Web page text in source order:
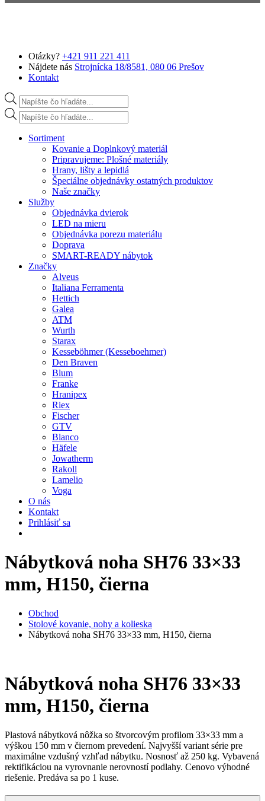
Otázky? +421 911 221 411
Nájdete nás Strojnícka 18/8581, 080 06 Prešov
Kontakt
Products search
Products search
Sortiment
Kovanie a Doplnkový materiál
Pripravujeme: Plošné materiály
Hrany, lišty a lepidlá
Špeciálne objednávky ostatných produktov
Naše značky
Služby
Objednávka dvierok
LED na mieru
Objednávka porezu materiálu
Doprava
SMART-READY nábytok
Značky
Alveus
Italiana Ferramenta
Hettich
Galea
ATM
Wurth
Starax
Kesseböhmer (Kesseboehmer)
Den Braven
Blum
Franke
Hranipex
Riex
Fischer
GTV
Blanco
Häfele
Jowatherm
Rakoll
Lamelio
Voga
O nás
Kontakt
Prihlásiť sa
Nábytková noha SH76 33×33
mm, H150, čierna
Obchod
Stolové kovanie, nohy a kolieska
Nábytková noha SH76 33×33 mm, H150, čierna
Nábytková noha SH76 33×33
mm, H150, čierna
Plastová nábytková nôžka so štvorcovým profilom 33×33 mm a
výškou 150 mm v čiernom prevedení. Najvyšší variant série pre
maximálne vzdušný vzhľad nábytku. Nosnosť až 250 kg. Vybavená
rektifikáciou na vyrovnanie nerovností podlahy. Cenovo výhodné
riešenie. Predáva sa po 1 kuse.